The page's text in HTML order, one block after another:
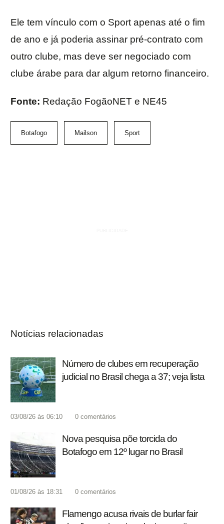
Ele tem vínculo com o Sport apenas até o fim
de ano e já poderia assinar pré-contrato com
outro clube, mas deve ser negociado com
clube árabe para dar algum retorno financeiro.
Fonte: Redação FogãoNET e NE45
Botafogo Mailson Sport
Notícias relacionadas
Número de clubes em recuperação
judicial no Brasil chega a 37; veja lista
03/08/26 às 06:10 0 comentários
Nova pesquisa põe torcida do
Botafogo em 12º lugar no Brasil
01/08/26 às 18:31 0 comentários
Flamengo acusa rivais de burlar fair